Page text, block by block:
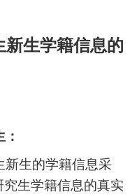
新生学籍信息的
新生的学籍信息采
生学籍信息的真实